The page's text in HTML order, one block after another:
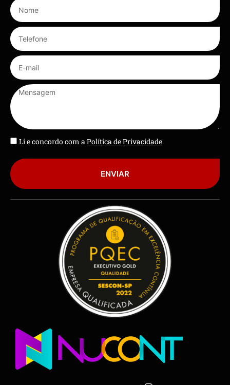
Li e concordo com aPolítica de Privacidade
ENVIAR